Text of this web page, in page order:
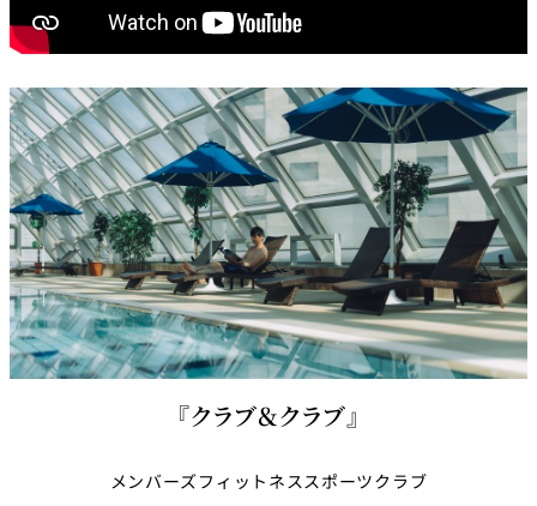
『クラブ＆クラブ』
メンバーズフィットネススポーツクラブ